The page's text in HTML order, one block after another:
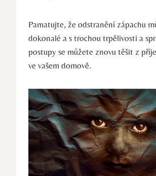
Pamatujte, že odstranění zápachu
dokonalé a s trochou trpělivosti a
postupy se můžete znovu těšit​ z
ve vašem domově.